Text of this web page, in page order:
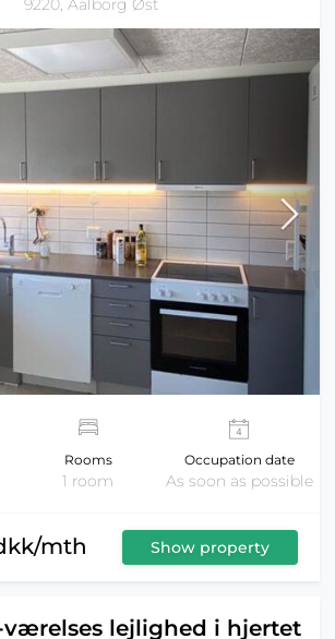
9220, Aalborg Øst
Rooms
1 room
Occupation date
As soon as possible
mth Show property
værelses lejlighed i hjertet